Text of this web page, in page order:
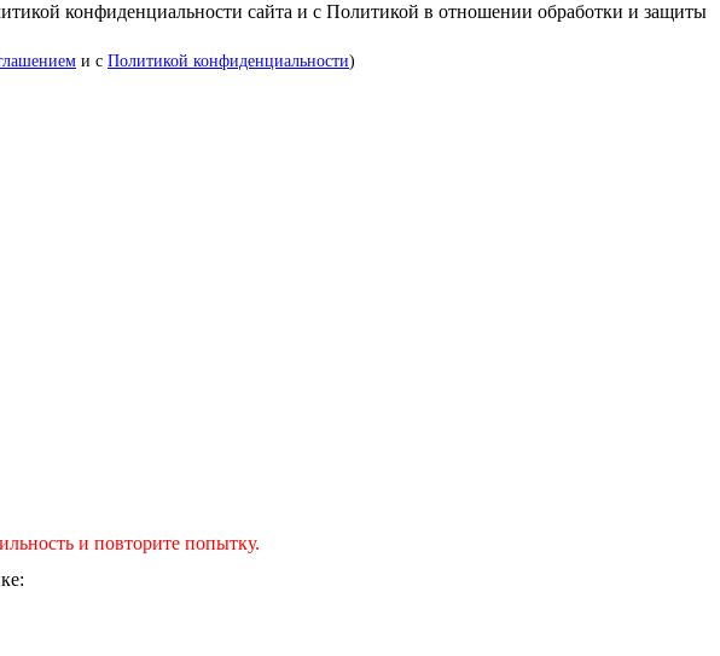
конфиденциальности сайта и с Политикой в отношении обработки и защиты
и с Политикой конфиденциальности)
и повторите попытку.